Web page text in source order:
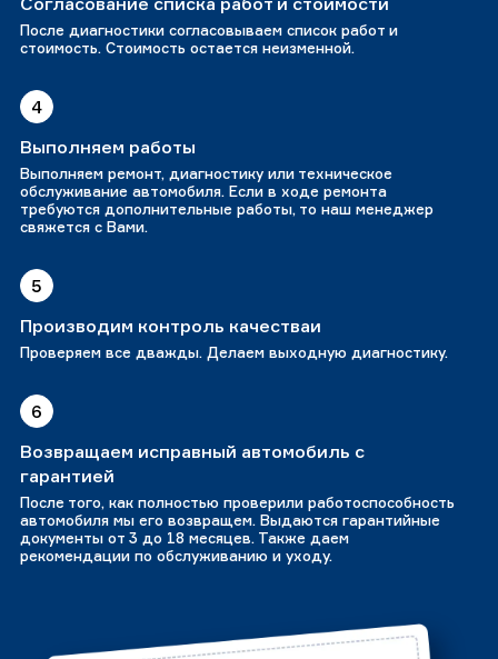
После диагностики согласовываем список работ и
стоимость. Стоимость остается неизменной.
4
Выполняем работы
Выполняем ремонт, диагностику или техническое
обслуживание автомобиля. Если в ходе ремонта
требуются дополнительные работы, то наш менеджер
свяжется с Вами.
5
Производим контроль качестваи
Проверяем все дважды. Делаем выходную диагностику.
6
Возвращаем исправный автомобиль с
гарантией
После того, как полностью проверили работоспособность
автомобиля мы его возвращем. Выдаются гарантийные
документы от 3 до 18 месяцев. Также даем
рекомендации по обслуживанию и уходу.